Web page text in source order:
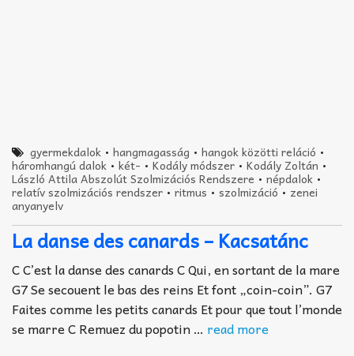
gyermekdalok •hangmagasság •hangok közötti reláció •
háromhangú dalok • két- • Kodály módszer • Kodály Zoltán •
László Attila Abszolút Szolmizációs Rendszere • népdalok •
relatív szolmizációs rendszer • ritmus • szolmizáció • zenei
anyanyelv
La danse des canards – Kacsatánc
C C’est la danse des canards C Qui, en sortant de la mare
G7 Se secouent le bas des reins Et font „coin-coin”. G7
Faites comme les petits canards Et pour que tout l’monde
se marre C Remuez du popotin … read more